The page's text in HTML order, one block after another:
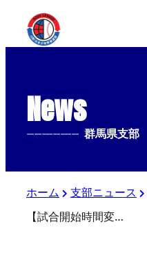
News
-------------- 群馬県支部
ホーム 支部ニュース
【試合開始時間変更】第5回日本少年野球関東新聞販売 上信越中学硬式野球大会